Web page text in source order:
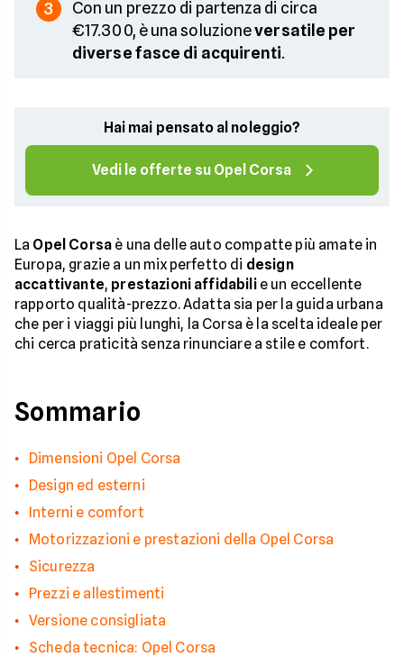
3
Con un prezzo di partenza di circa
€17.300, è una soluzioneversatile per
diverse fasce di acquirenti.
Hai mai pensato al noleggio?
Vedi le offerte su Opel Corsa
La Opel Corsa è una delle auto compatte più amate in
Europa, grazie a un mix perfetto di design
accattivante, prestazioni affidabilie un eccellente
rapporto qualità-prezzo. Adatta sia per la guida urbana
che per i viaggi più lunghi, la Corsa è la scelta ideale per
chi cerca praticità senza rinunciare a stile e comfort.
Sommario
Dimensioni Opel Corsa
Design ed esterni
Interni e comfort
Motorizzazioni e prestazioni della Opel Corsa
Sicurezza
Prezzi e allestimenti
Versione consigliata
Scheda tecnica: Opel Corsa